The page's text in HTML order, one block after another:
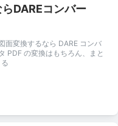
DAREコンバー
面変換するなら DARE コンバ
PDF の変換はもちろん、まと